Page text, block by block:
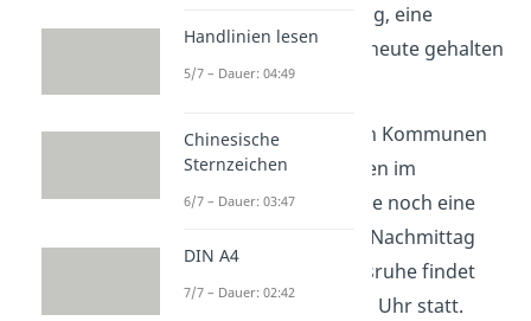
begann der Nachmittag, eine
Tradition, die sich bis heute gehalten
hat.
Übrigens: Oft wird von Kommunen
oder Hausverwaltungen im
Mietvertrag auch heute noch eine
vor dem Nachmittag
festgelegt. Die Mittagsruhe findet
meistens von 13 bis 15 Uhr statt.
Handlinien lesen
5/7 – Dauer: 04:49
Chinesische
Sternzeichen
6/7 – Dauer: 03:47
DIN A4
7/7 – Dauer: 02:42